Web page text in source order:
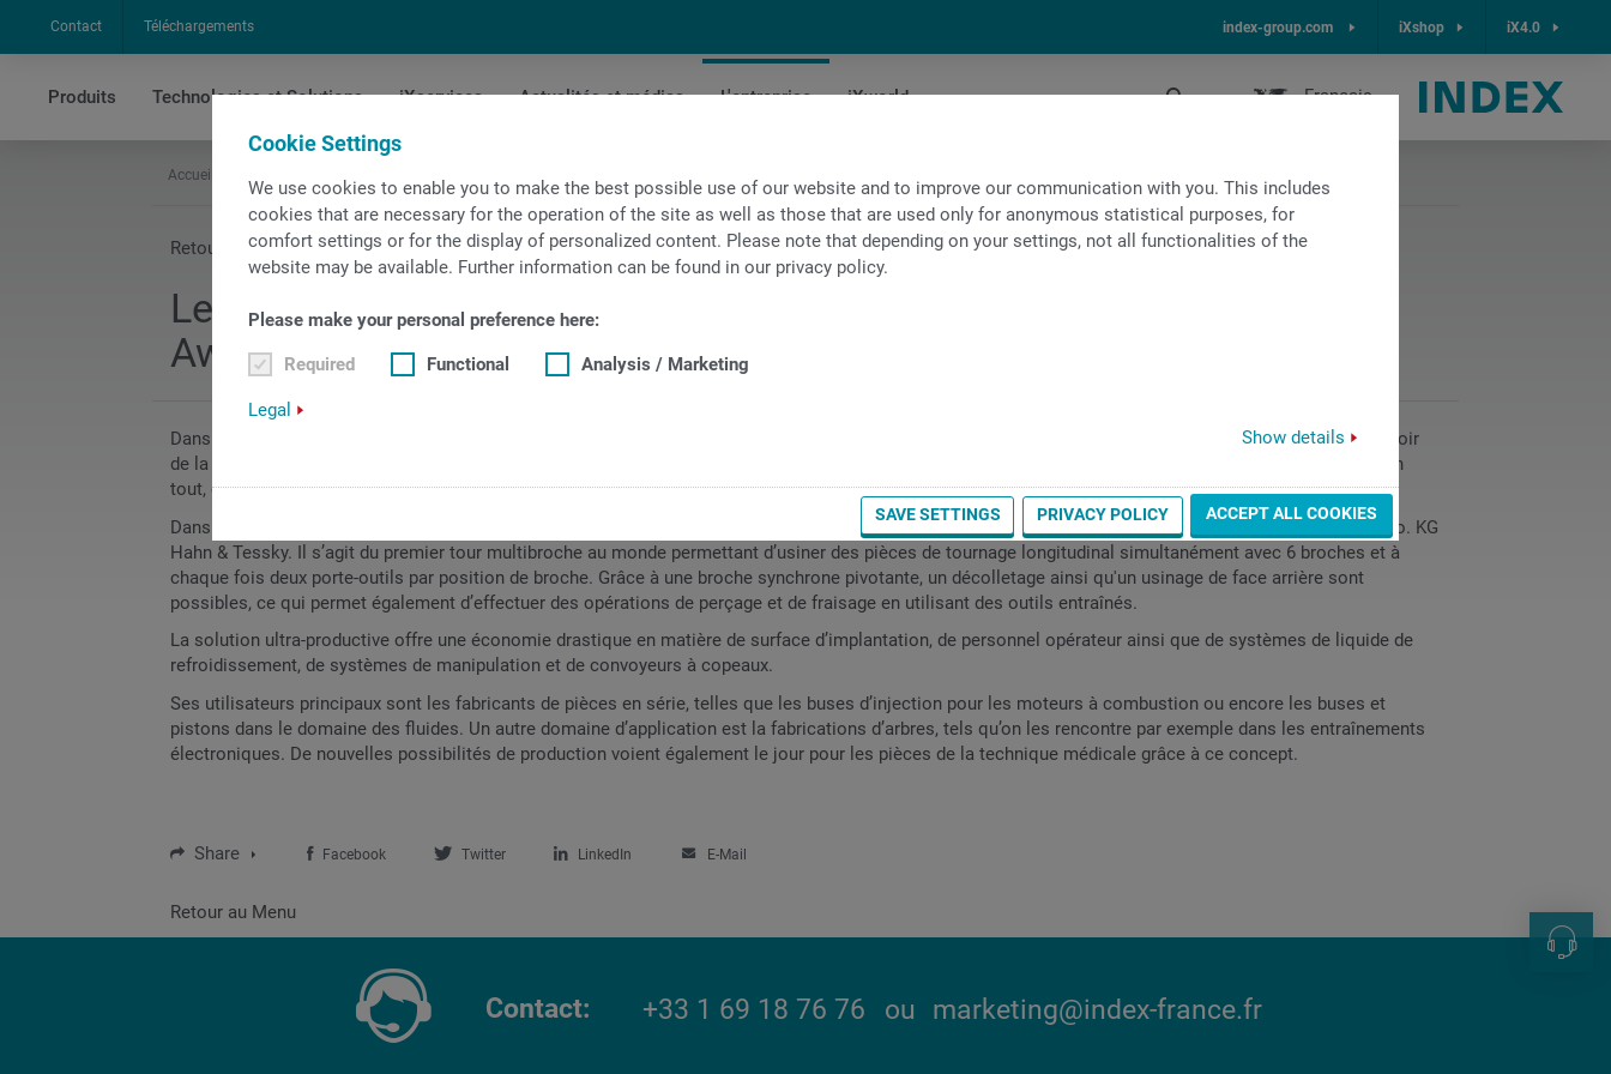
Cookie Settings
We use cookies to enable you to make the best possible use of our website and to improve our communication with you. This includes
cookies that are necessary for the operation of the site as well as those that are used only for anonymous statistical purposes, for
comfort settings or for the display of personalized content. Please note that depending on your settings, not all functionalities of the
website may be available. Further information can be found in our privacy policy.
Please make your personal preference here:
Required Functional Analysis / Marketing
Legal
Show details
SAVE SETTINGS PRIVACY POLICY ACCEPT ALL COOKIES
Contact Téléchargements index-group.com iXshop iX4.0
Produits Technologies et Solutions iXservices Actualités et médias L'entreprise iXworld Français
Accueil
Retour au Menu
Les usines INDEX se sont vues décerner le prix « MM-Innovations-
Award 2018
Dans le cadre de l’AMB, s’étant tenu du 18 au 22 septembre 2018 à Stuttgart, le magasine MM Maschinenmarkt, dédié à l’industrie, a remis le prix MM au soir
de la première journée. Ce prix récompense les remarquables innovations dans le domaine du traitement des métaux et des technologies d’assistance. En
tout, cinq entreprises ont été récompensées pour leurs innovations, réparties en quatre catégories.
Dans la catégorie Machines-outils, le prix est revenu au tour multibroche avec fonction de tournage longitudinal INDEX MS22-L de Index-Werke GmbH & Co. KG
Hahn & Tessky. Il s’agit du premier tour multibroche au monde permettant d’usiner des pièces de tournage longitudinal simultanément avec 6 broches et à
chaque fois deux porte-outils par position de broche. Grâce à une broche synchrone pivotante, un décolletage ainsi qu'un usinage de face arrière sont
possibles, ce qui permet également d’effectuer des opérations de perçage et de fraisage en utilisant des outils entraînés.
La solution ultra-productive offre une économie drastique en matière de surface d’implantation, de personnel opérateur ainsi que de systèmes de liquide de
refroidissement, de systèmes de manipulation et de convoyeurs à copeaux.
Ses utilisateurs principaux sont les fabricants de pièces en série, telles que les buses d’injection pour les moteurs à combustion ou encore les buses et
pistons dans le domaine des fluides. Un autre domaine d’application est la fabrications d’arbres, tels qu’on les rencontre par exemple dans les entraînements
électroniques. De nouvelles possibilités de production voient également le jour pour les pièces de la technique médicale grâce à ce concept.
Share Facebook Twitter LinkedIn E-Mail
Retour au Menu
Contact +33 1 69 18 76 76 ou marketing@index-france.fr